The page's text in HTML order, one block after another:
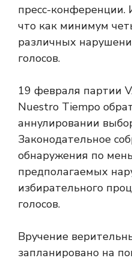
пресс-конференции.
что как минимум
различных
голосов.
19 февраля партии
Nuestro Tiempo
аннулировании
Законодательное
обнаружения по
предполагаемых
избирательного
голосов.
Вручение
запланировано на